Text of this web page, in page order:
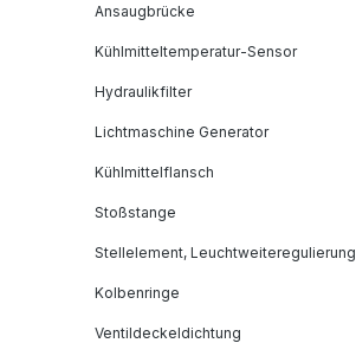
Ansaugbrücke
Kühlmitteltemperatur-Sensor
Hydraulikfilter
Lichtmaschine Generator
Kühlmittelflansch
Stoßstange
Stellelement, Leuchtweiteregulierung
Kolbenringe
Ventildeckeldichtung